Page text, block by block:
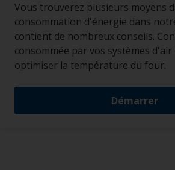
Vous trouverez plusieurs moyens
consommation d'énergie dans
contient de nombreux conseils.
consommée par vos systèmes
optimiser la température du four.
Démarrer